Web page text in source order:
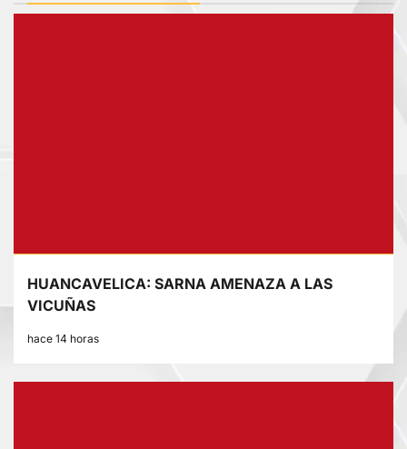
HUANCAVELICA: SARNA AMENAZA A LAS
VICUÑAS
hace 14 horas